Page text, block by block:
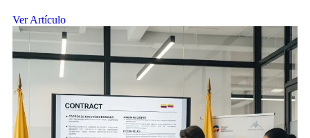
Ver Artículo